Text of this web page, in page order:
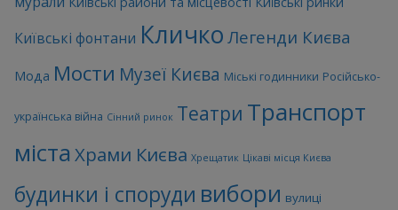
Київські фонтани Кличко Легенди Києва
Мода Мости Музеї Києва Міські годинники Російсько-
українська війна Сінний ринок Театри Транспорт
міста Храми Києва Хрещатик Цікаві місця Києва
будинки і споруди вибори вулиці